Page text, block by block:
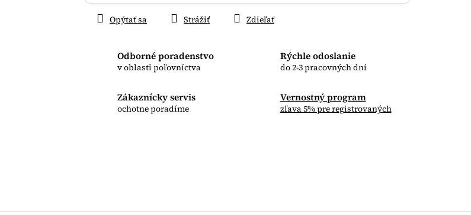
cena:
Odborné poradenstvo
v oblasti poľovníctva
Rýchle odoslanie
do 2-3 pracovných dní
Zákaznícky servis
ochotne poradíme
Vernostný program
zľava 5% pre registrovaných
Opýtať sa Strážiť Zdieľať